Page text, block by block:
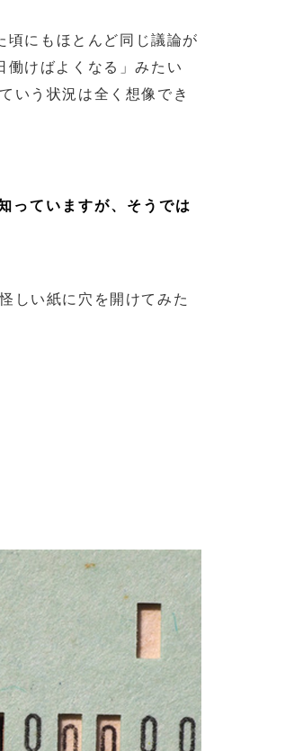
にもほとんど同じ議論が
働けばよくなる」みたい
いう状況は全く想像でき
っていますが、そうでは
しい紙に穴を開けてみた